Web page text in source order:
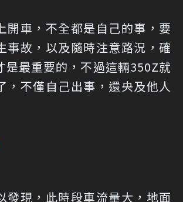
開車，不全都是自己的事，要
事故，以及隨時注意路況，確
是最重要的，不過這輛350Z就
，不僅自己出事，還央及他人
發現，此時段車流量大，地面